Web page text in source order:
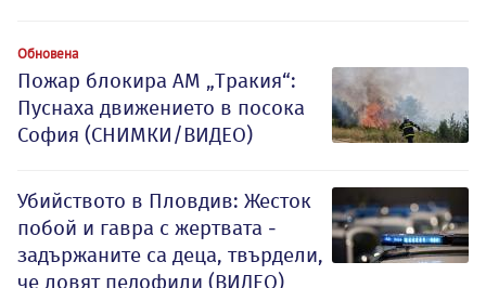
Обновена
Пожар блокира АМ „Тракия“:
Пуснаха движението в посока
София (СНИМКИ/ВИДЕО)
Убийството в Пловдив: Жесток
побой и гавра с жертвата -
задържаните са деца, твърдели,
че ловят педофили (ВИДЕО)